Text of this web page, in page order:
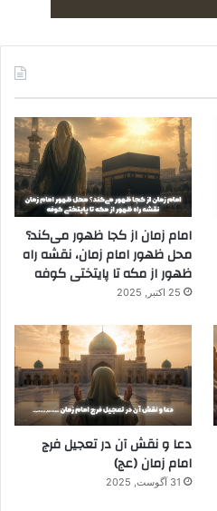
امام زمان از کجا ظهور می‌کند؟
محل ظهور امام زمان، نقشه راه
ظهور از مکه تا پایتختی کوفه
25 اکتبر, 2025
دعا و نقش آن در تعجیل فرج
امام زمان (عج)
31 آگوست, 2025